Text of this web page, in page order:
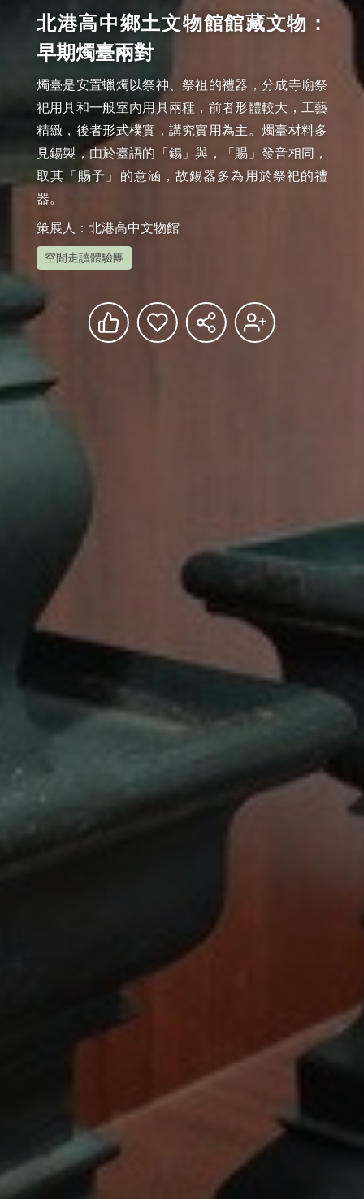
北港高中鄉土文物館館藏文物：
早期燭臺兩對
燭臺是安置蠟燭以祭神、祭祖的禮器，分成寺廟祭
祀用具和一般室內用具兩種，前者形體較大，工藝
精緻，後者形式樸實，講究實用為主。燭臺材料多
見錫製，由於臺語的「錫」與，「賜」發音相同，
取其「賜予」的意涵，故錫器多為用於祭祀的禮
器。
策展人：北港高中文物館
空間走讀體驗團